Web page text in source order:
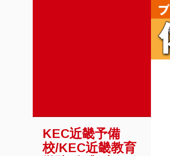
KEC近畿予備
校/KEC近畿教育